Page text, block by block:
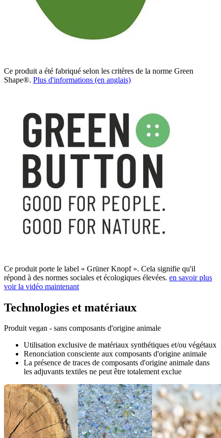
Ce produit a été fabriqué selon les critères de la norme Green
Shape®. Plus d'informations (en anglais)
Ce produit porte le label « Grüner Knopf ». Cela signifie qu'il
répond à des normes sociales et écologiques élevées. en savoir plus
voir la vidéo maintenant
Technologies et matériaux
Produit vegan - sans composants d'origine animale
Utilisation exclusive de matériaux synthétiques et/ou végétaux
Renonciation consciente aux composants d'origine animale
La présence de traces de composants d'origine animale dans
les adjuvants textiles ne peut être totalement exclue